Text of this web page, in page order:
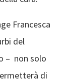
Francesca
del
– non solo
di